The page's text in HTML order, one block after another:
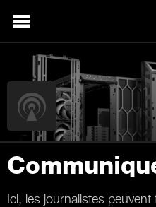
Ici, les journalistes